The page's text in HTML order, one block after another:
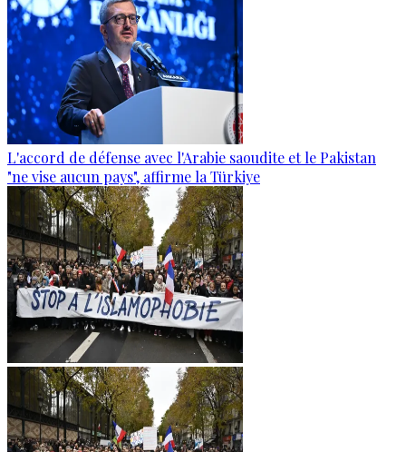
L'accord de défense avec l'Arabie saoudite et le Pakistan
"ne vise aucun pays", affirme la Türkiye